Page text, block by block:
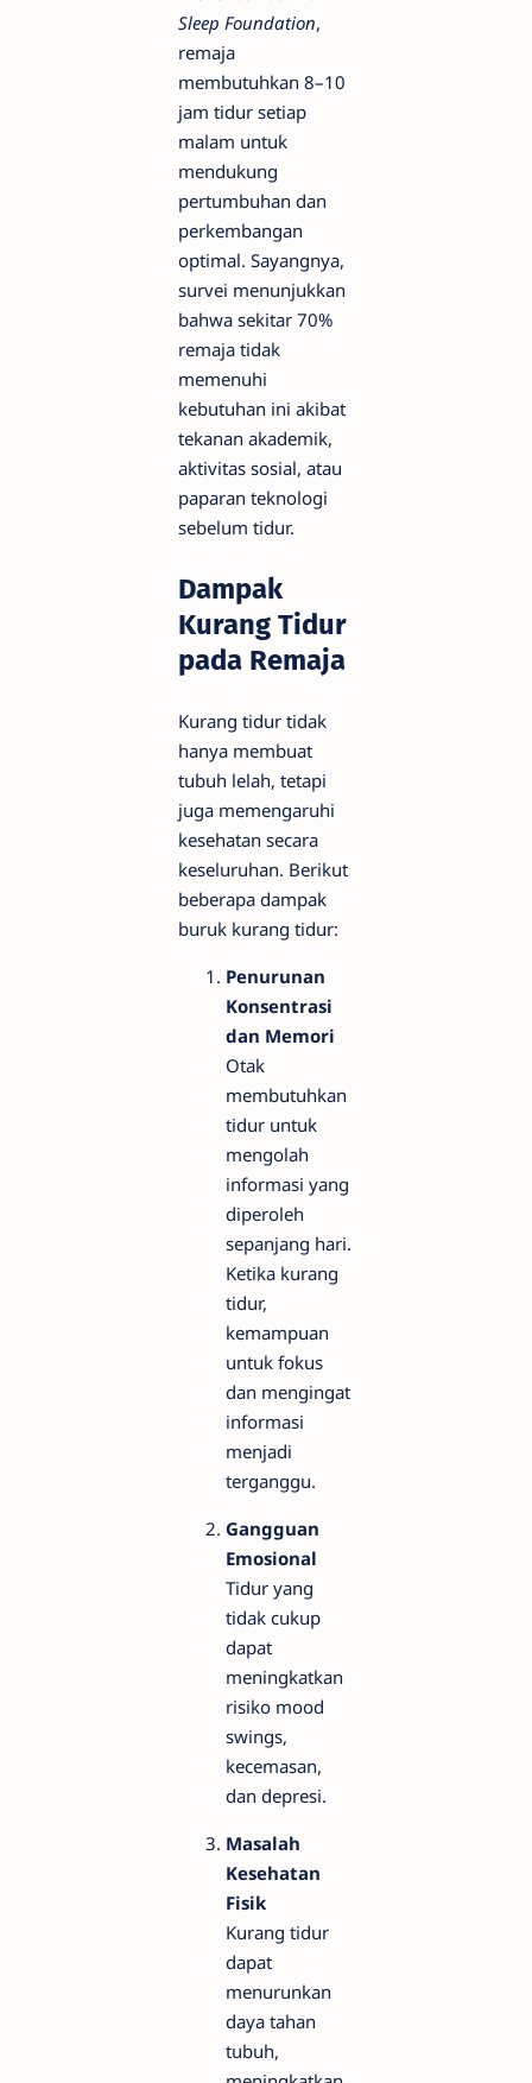
Sleep Foundation,
remaja
membutuhkan 8–10
jam tidur setiap
malam untuk
mendukung
pertumbuhan dan
perkembangan
optimal. Sayangnya,
survei menunjukkan
bahwa sekitar 70%
remaja tidak
memenuhi
kebutuhan ini akibat
tekanan akademik,
aktivitas sosial, atau
paparan teknologi
sebelum tidur.
Dampak
Kurang Tidur
pada Remaja
Kurang tidur tidak
hanya membuat
tubuh lelah, tetapi
juga memengaruhi
kesehatan secara
keseluruhan. Berikut
beberapa dampak
buruk kurang tidur:
Penurunan
Konsentrasi
dan Memori
Otak
membutuhkan
tidur untuk
mengolah
informasi yang
diperoleh
sepanjang hari.
Ketika kurang
tidur,
kemampuan
untuk fokus
dan mengingat
informasi
menjadi
terganggu.
Gangguan
Emosional
Tidur yang
tidak cukup
dapat
meningkatkan
risiko mood
swings,
kecemasan,
dan depresi.
Masalah
Kesehatan
Fisik
Kurang tidur
dapat
menurunkan
daya tahan
tubuh,